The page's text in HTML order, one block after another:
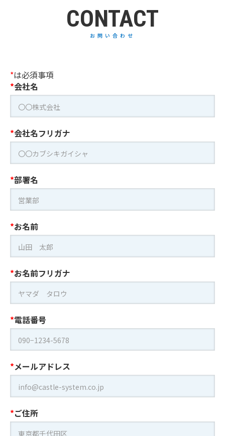
CONTACT
お問い合わせ
*は必須事項
会社名
会社名フリガナ
部署名
お名前
お名前フリガナ
電話番号
メールアドレス
ご住所